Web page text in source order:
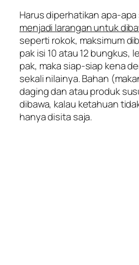
Harus diperhatikan apa-apa
menjadi larangan untuk
seperti rokok, maksimum
pak isi 10 atau 12 bungkus,
pak, maka siap-siap kena
sekali nilainya. Bahan
daging dan atau produk
dibawa, kalau ketahuan
hanya disita saja.